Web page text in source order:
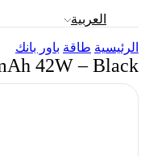
العربية
الرئيسية طاقة باور بانك
42W – Black